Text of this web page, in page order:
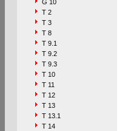
G 10
T 2
T 3
T 8
T 9.1
T 9.2
T 9.3
T 10
T 11
T 12
T 13
T 13.1
T 14